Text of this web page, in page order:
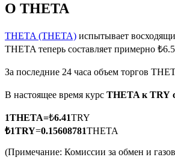
TradFi
О THETA
THETA (THETA) испытывает
THETA теперь составляет примерно
За последние 24 часа объем торгов
В настоящее время курс THETA к TRY
1THETA=₺6.41TRY
₺1TRY=0.15608781THETA
(Примечание: Комиссии за обмен и